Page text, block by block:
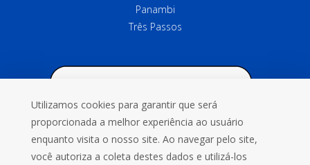
Panambi
Três Passos
Utilizamos cookies para garantir que será
proporcionada a melhor experiência ao usuário
enquanto visita o nosso site. Ao navegar pelo site,
você autoriza a coleta destes dados e utilizá-los